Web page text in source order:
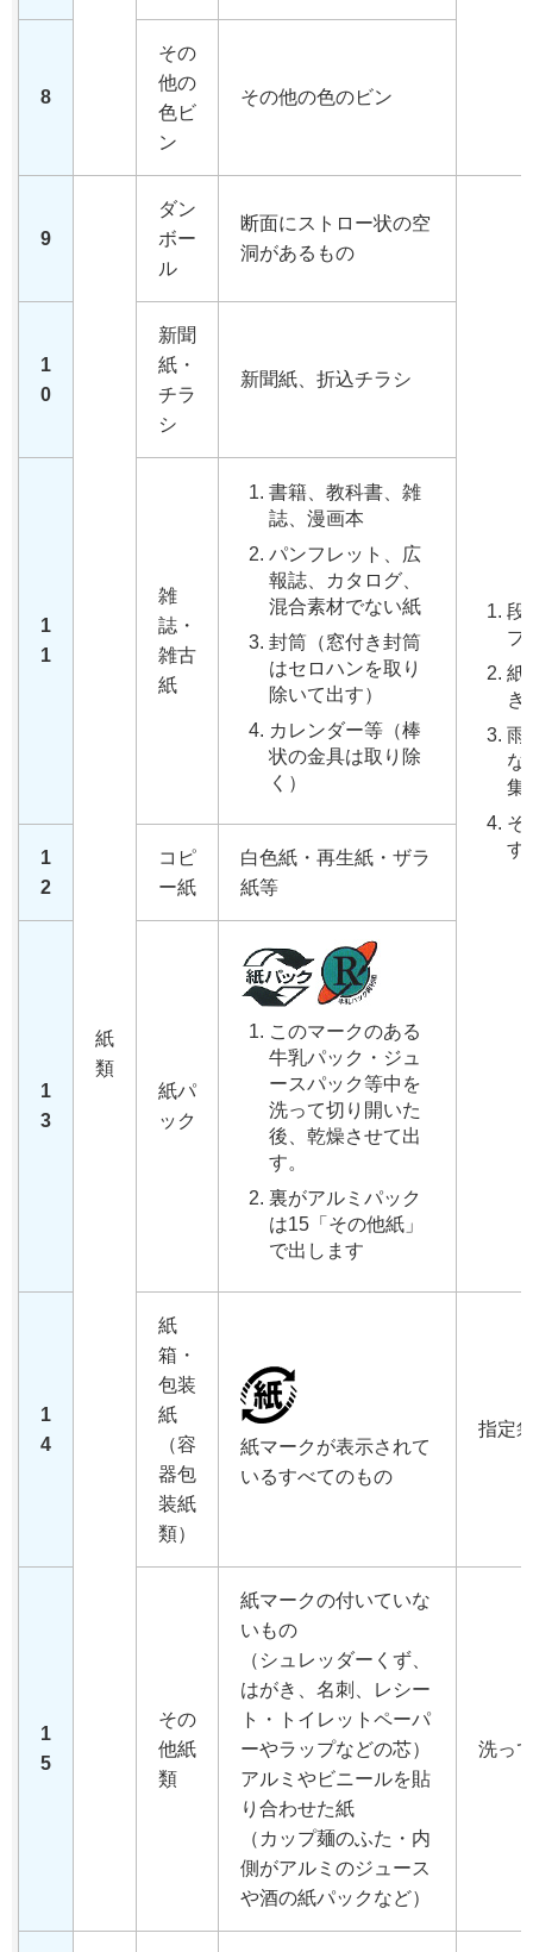
8
その
他の
色ビ
ン
その他の色のビン
9
紙
類
ダン
ボー
ル
断面にストロー状の空
洞があるもの
段
プ
紙
き
雨
な
集
そ
す
1
0
新聞
紙・
チラ
シ
新聞紙、折込チラシ
1
1
雑
誌・
雑古
紙
書籍、教科書、雑
誌、漫画本
パンフレット、広
報誌、カタログ、
混合素材でない紙
封筒（窓付き封筒
はセロハンを取り
除いて出す）
カレンダー等（棒
状の金具は取り除
く）
1
2
コピ
ー紙
白色紙・再生紙・ザラ
紙等
1
3
紙パ
ック
このマークのある
牛乳パック・ジュ
ースパック等中を
洗って切り開いた
後、乾燥させて出
す。
裏がアルミパック
は15「その他紙」
で出します
1
4
紙
箱・
包装
紙
（容
器包
装紙
類）
紙マークが表示されて
いるすべてのもの
指定
1
5
その
他紙
類
紙マークの付いていな
いもの
（シュレッダーくず、
はがき、名刺、レシー
ト・トイレットペーパ
ーやラップなどの芯）
アルミやビニールを貼
り合わせた紙
（カップ麺のふた・内
側がアルミのジュース
や酒の紙パックなど）
洗っ